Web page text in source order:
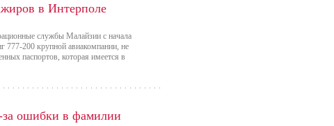
в Интерполе
службы Малайзии с начала
777-200 крупной авиакомпании, не
паспортов, которая имеется в
ошибки в фамилии